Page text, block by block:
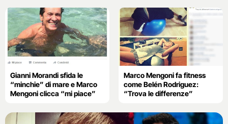
Gianni Morandi sfida le
“minchie” di mare e Marco
Mengoni clicca “mi piace”
Marco Mengoni fa fitness
come Belén Rodriguez:
“Trova le differenze”